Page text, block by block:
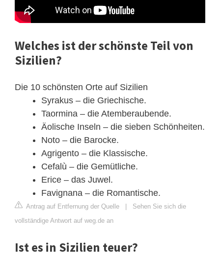
Welches ist der schönste Teil von
Sizilien?
Die 10 schönsten Orte auf Sizilien
Syrakus – die Griechische.
Taormina – die Atemberaubende.
Äolische Inseln – die sieben Schönheiten.
Noto – die Barocke.
Agrigento – die Klassische.
Cefalù – die Gemütliche.
Erice – das Juwel.
Favignana – die Romantische.
Antrag auf Entfernung der Quelle | Sehen Sie sich die
vollständige Antwort auf weg.de an
Ist es in Sizilien teuer?